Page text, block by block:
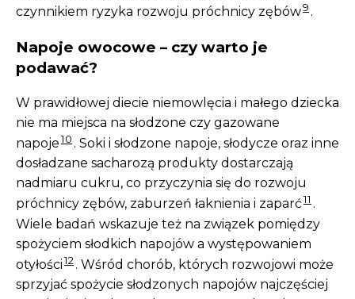
czynnikiem ryzyka rozwoju próchnicy zębów9 .
Napoje owocowe – czy warto je
podawać?
W prawidłowej diecie niemowlęcia i małego dziecka
nie ma miejsca na słodzone czy gazowane
napoje10 . Soki i słodzone napoje, słodycze oraz inne
dosładzane sacharozą produkty dostarczają
nadmiaru cukru, co przyczynia się do rozwoju
próchnicy zębów, zaburzeń łaknienia i zaparć11 .
Wiele badań wskazuje też na związek pomiędzy
spożyciem słodkich napojów a występowaniem
otyłości12 . Wśród chorób, których rozwojowi może
sprzyjać spożycie słodzonych napojów najczęściej